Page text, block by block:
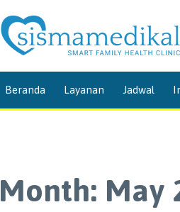
Beranda Layanan Jadwal
Month: May